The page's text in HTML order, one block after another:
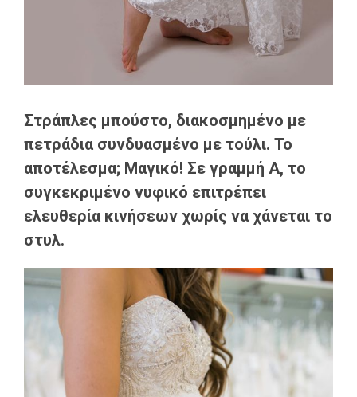
Στράπλες μπούστο, διακοσμημένο με
πετράδια συνδυασμένο με τούλι. Το
αποτέλεσμα; Μαγικό! Σε γραμμή Α, το
συγκεκριμένο νυφικό επιτρέπει
ελευθερία κινήσεων χωρίς να χάνεται το
στυλ.